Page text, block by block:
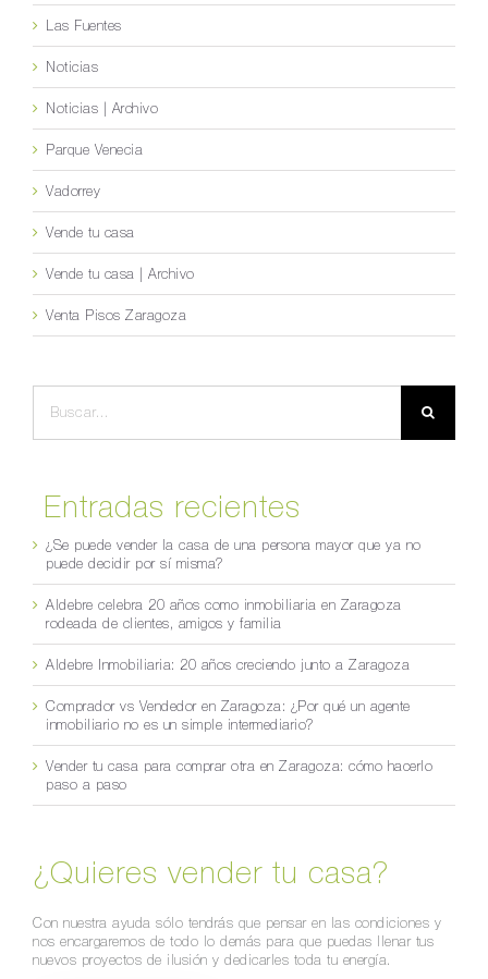
Las Fuentes
Noticias
Noticias | Archivo
Parque Venecia
Vadorrey
Vende tu casa
Vende tu casa | Archivo
Venta Pisos Zaragoza
Entradas recientes
¿Se puede vender la casa de una persona mayor que ya no
puede decidir por sí misma?
Aldebre celebra 20 años como inmobiliaria en Zaragoza
rodeada de clientes, amigos y familia
Aldebre Inmobiliaria: 20 años creciendo junto a Zaragoza
Comprador vs Vendedor en Zaragoza: ¿Por qué un agente
inmobiliario no es un simple intermediario?
Vender tu casa para comprar otra en Zaragoza: cómo hacerlo
paso a paso
¿Quieres vender tu casa?
Con nuestra ayuda sólo tendrás que pensar en las condiciones y
nos encargaremos de todo lo demás para que puedas llenar tus
nuevos proyectos de ilusión y dedicarles toda tu energía.